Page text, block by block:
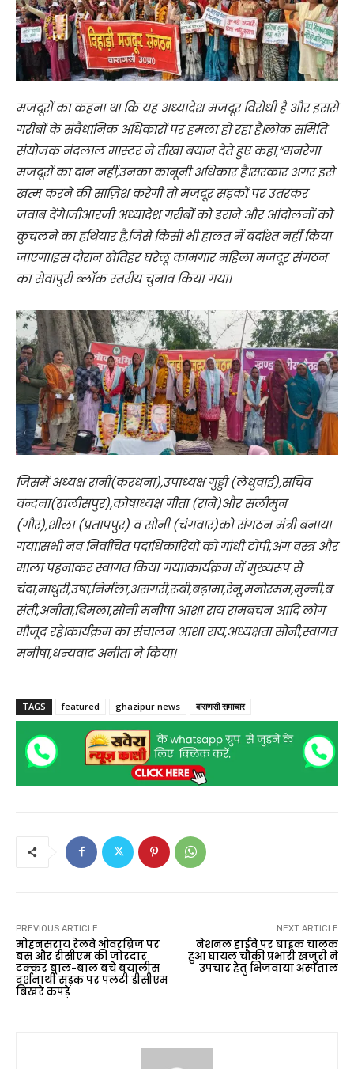
मजदूरों का कहना था कि यह अध्यादेश मजदूर विरोधी है और इससे
गरीबों के संवैधानिक अधिकारों पर हमला हो रहा है।लोक समिति
संयोजक नंदलाल मास्टर ने तीखा बयान देते हुए कहा,“मनरेगा
मजदूरों का दान नहीं,उनका कानूनी अधिकार है।सरकार अगर इसे
खत्म करने की साज़िश करेगी तो मजदूर सड़कों पर उतरकर
जवाब देंगे।जीआरजी अध्यादेश गरीबों को डराने और आंदोलनों को
कुचलने का हथियार है,जिसे किसी भी हालत में बर्दाश्त नहीं किया
जाएगा।इस दौरान खेतिहर घरेलू कामगार महिला मजदूर संगठन
का सेवापुरी ब्लॉक स्तरीय चुनाव किया गया।
जिसमें अध्यक्ष रानी(करधना),उपाध्यक्ष गुड्डी (लेधुवाई),सचिव
वन्दना(ख़लीसपुर),कोषाध्यक्ष गीता (राने)और सलीमुन
(गौर),शीला (प्रतापपुर) व सोनी (चंगवार)को संगठन मंत्री बनाया
गया।सभी नव निर्वाचित पदाधिकारियों को गांधी टोपी,अंग वस्त्र और
माला पहनाकर स्वागत किया गया।कार्यक्रम में मुख्यरूप से
चंदा,माधुरी,उषा,निर्मला,असगरी,रूबी,बढ़ामा,रेनू,मनोरमम,मुन्नी,ब
संती,अनीता,बिमला,सोनी मनीषा आशा राय रामबचन आदि लोग
मौजूद रहे।कार्यक्रम का संचालन आशा राय,अध्यक्षता सोनी,स्वागत
मनीषा,धन्यवाद अनीता ने किया।
TAGS featured ghazipur news वाराणसी समाचार
PREVIOUS ARTICLE
मोहनसराय रेलवे ओवरब्रिज पर
बस और डीसीएम की जोरदार
टक्कर बाल-बाल बचे बयालीस
दर्शनार्थी सड़क पर पलटी डीसीएम
बिखरे कपड़े
NEXT ARTICLE
नेशनल हाईवे पर बाइक चालक
हुआ घायल चौकी प्रभारी खजुरी ने
उपचार हेतु भिजवाया अस्पताल